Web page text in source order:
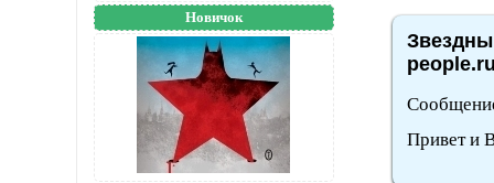
Новичок
Привет и